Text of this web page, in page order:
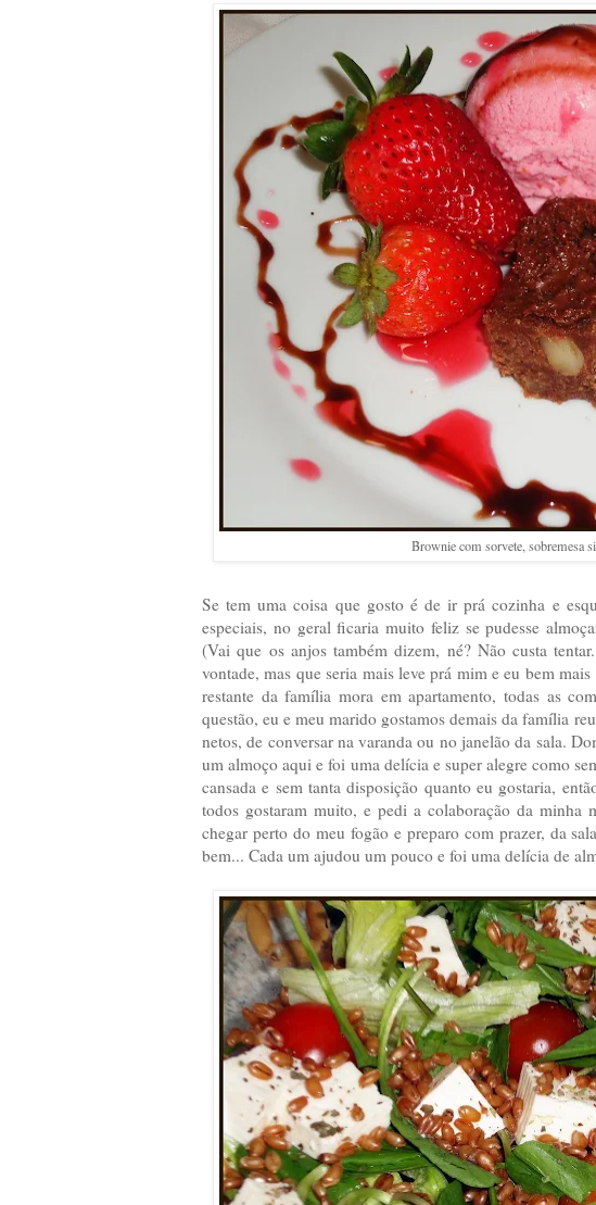
Brownie com sorvete, sobremesa
Se tem uma coisa que gosto é de ir prá cozinha e
especiais, no geral ficaria muito feliz se pudesse
(Vai que os anjos também dizem, né? Não custa
vontade, mas que seria mais leve prá mim e eu bem
restante da família mora em apartamento, todas as
questão, eu e meu marido gostamos demais da família
netos, de conversar na varanda ou no janelão da sala.
um almoço aqui e foi uma delícia e super alegre como
cansada e sem tanta disposição quanto eu gostaria,
todos gostaram muito, e pedi a colaboração da minha
chegar perto do meu fogão e preparo com prazer, da
bem... Cada um ajudou um pouco e foi uma delícia de